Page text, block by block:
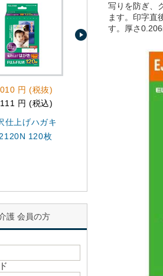
円 (税抜)
円 (税込)
仕上げハガキ
120枚
618 円 (税
布用なまえラ
護 会員の方
写りを防ぎ、
ます。印字直
す。厚さ